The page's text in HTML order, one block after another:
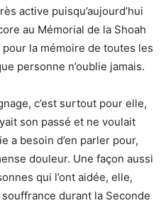
active puisqu’aujourd’hui
au Mémorial de la Shoah
la mémoire de toutes les
personne n’oublie jamais.
c’est surtout pour elle,
son passé et ne voulait
a besoin d’en parler pour,
douleur. Une façon aussi
qui l’ont aidée, elle,
durant la Seconde